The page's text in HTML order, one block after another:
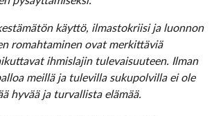
käyttö, ilmastokriisi ja luonnon
romahtaminen ovat merkittäviä
ihmislajin tulevaisuuteen. Ilman
meillä ja tulevilla sukupolvilla ei ole
hyvää ja turvallista elämää.